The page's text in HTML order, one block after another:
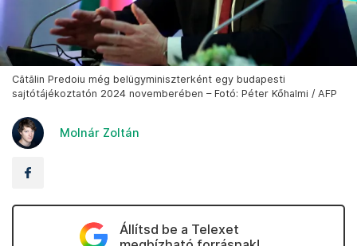
Cătălin Predoiu még belügyminiszterként egy budapesti
sajtótájékoztatón 2024 novemberében – Fotó: Péter Kőhalmi / AFP
Molnár Zoltán
Állítsd be a Telexet